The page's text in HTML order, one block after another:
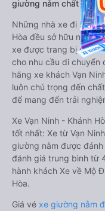
giường nằm chất
Những nhà xe đi Mộ
Hòa đều sở hữu
xe được trang bị đầy
cho nhu cầu di chuyển
hãng xe khách Vạn
luôn chú trọng đến
để mang đến trải
Xe Vạn Ninh - Khánh
tốt nhất: Xe từ Vạn
giường nằm được
đánh giá trung bình từ
hành khách Xe về Mộ
Hòa.
Giá vé xe giường nằm